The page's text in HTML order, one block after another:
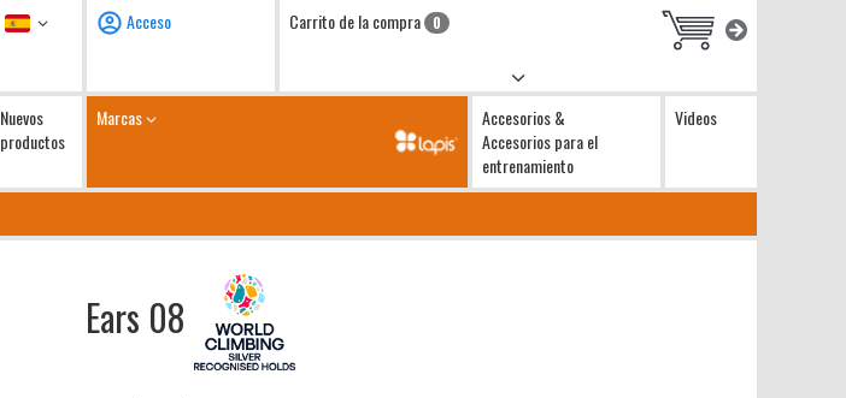
Idioma Acceso Carrito de la compra 0
Nuevos
productos
Marcas
Accesorios &
Accesorios para el
entrenamiento
Videos
Ears 08